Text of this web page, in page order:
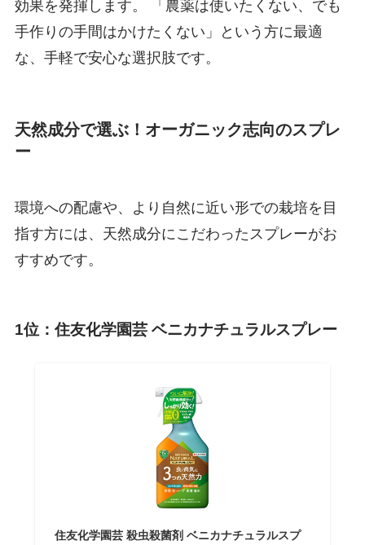
効果を発揮します。 「農薬は使いたくない、でも
手作りの手間はかけたくない」という方に最適
な、手軽で安心な選択肢です。
天然成分で選ぶ！オーガニック志向のスプレ
ー
環境への配慮や、より自然に近い形での栽培を目
指す方には、天然成分にこだわったスプレーがお
すすめです。
1位：住友化学園芸 ベニカナチュラルスプレー
住友化学園芸 殺虫殺菌剤 ベニカナチュラルスプ